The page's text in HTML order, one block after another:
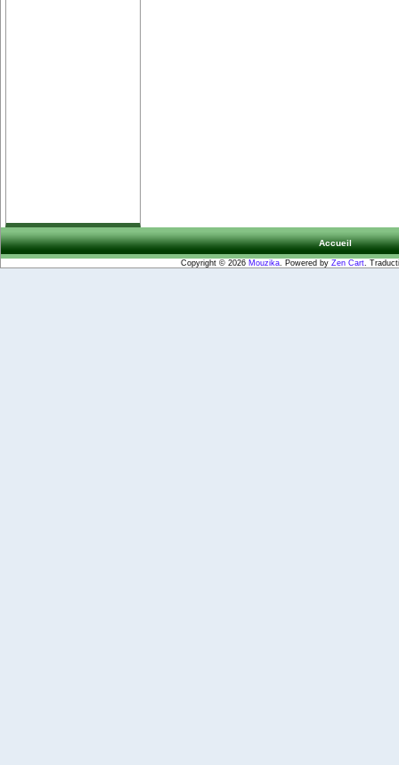
Accueil
Copyright © 2026 Mouzika. Powered by Zen Cart.